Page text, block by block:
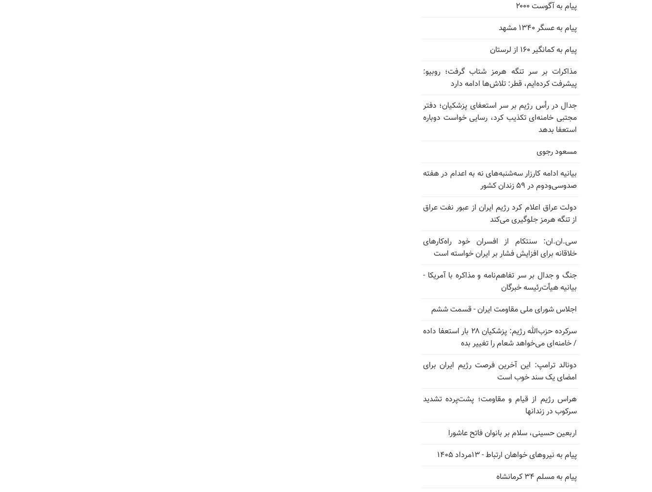
پیام به آگوست ۲۰۰۰
پیام به عسگر ۱۳۴۰ مشهد
پیام به کمانگیر ۱۶۰ از لرستان
مذاکرات بر سر تنگه هرمز شتاب گرفت؛ روبیو:
پیشرفت کرده‌ایم، قطر: تلاش‌ها ادامه دارد
جدال در رأس رژیم بر سر استعفای پزشکیان؛ دفتر
مجتبی خامنه‌ای تکذیب کرد، رسایی خواست دوباره
استعفا بدهد
مسعود رجوی
بیانیه ادامه کارزار سه‌شنبه‌های نه به اعدام در هفته
صدوسی‌و‌دوم در ۵۹ زندان کشور
دولت عراق اعلام کرد رژیم ایران از عبور نفت عراق
از تنگه هرمز جلوگیری می‌کند
سی.ان.ان: سنتکام از افسران خود راه‌کارهای
خلاقانه برای افزایش فشار بر ایران خواسته است
جنگ و جدال بر سر تفاهم‌نامه و مذاکره با آمریکا -
بیانیه هیأت‌رئیسه خبرگان
اجلاس شورای ملی مقاومت ایران - قسمت ششم
سرکرده حزب‌الله رژیم: پزشکیان ۲۸ بار استعفا داده
/ خامنه‌ای می‌خواهد شعام را تغییر بده
دونالد ترامپ: این آخرین فرصت رژیم ایران برای
امضای یک سند خوب است
هراس رژیم از قیام و مقاومت؛ پشت‌پرده تشدید
سرکوب در زندانها
اربعین حسینی، سلام بر بانوان فاتح عاشورا
پیام به نیروهای خواهان ارتباط - ۱۳مرداد ۱۴۰۵
پیام به مسلم ۳۴ کرمانشاه